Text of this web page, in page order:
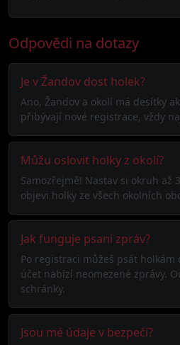
Odpovědi na dotazy
Je v Žandov dost holek?
Ano, Žandov a okolí má desítky
přibývají nové registrace, vždy
Můžu oslovit holky z okolí?
Samozřejmě! Nastav si okruh až
objevi holky ze všech okolních
Jak funguje psaní zpráv?
Po registraci můžeš psát holkám
účet nabízí neomezené zprávy.
schránky.
Jsou mé údaje v bezpečí?